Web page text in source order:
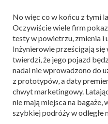
No więc co w końcu z tymi
Oczywiście wiele firm
testy w powietrzu, zmienia i
Inżynierowie prześcigają
twierdzi, że jego pojazd
nadal nie wprowadzono do
z prototypów, a daty
chwyt marketingowy.
nie mają miejsca na bagaże,
szybkiej podróży w odległe